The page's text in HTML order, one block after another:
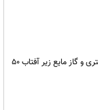
ریمـدان در آستانه بحران؛ ۳ هزار کامیون قفل، صف ۵۰ کیلومتری و گاز مایع زیر آفتاب ۵۰